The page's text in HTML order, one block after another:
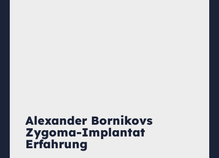
Alexander Bornikovs
Zygoma-Implantat
Erfahrung